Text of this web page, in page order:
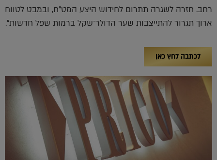
רחב. חזרה לשגרה תתרום לחידוש היצע המט"ח, ובמבט לטווח
ארוך תגרור להתייצבות שער הדולר־שקל ברמות שפל חדשות".
לכתבה לחץ כאן